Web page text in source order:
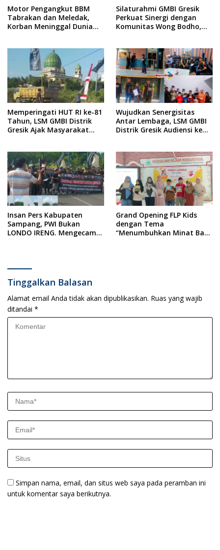
Motor Pengangkut BBM
Tabrakan dan Meledak,
Korban Meninggal Dunia
Silaturahmi GMBI Gresik
Perkuat Sinergi dengan
Komunitas Wong Bodho,
Menjelang Acara Sunatan
Massal dan Santunan Anak
Yatim
Memperingati HUT RI ke-81
Tahun, LSM GMBI Distrik
Gresik Ajak Masyarakat
Wujudkan Senergisitas
Antar Lembaga, LSM GMBI
Distrik Gresik Audiensi ke
Sosial Santunan Anak
Yatim Piatu
Insan Pers Kabupaten
Sampang, PWI Bukan
LONDO IRENG. Mengecam
Grand Opening FLP Kids
dengan Tema
“Menumbuhkan Minat Baca
Tinggalkan Balasan
Alamat email Anda tidak akan dipublikasikan. Ruas yang wajib
ditandai *
Simpan nama, email, dan situs web saya pada peramban ini
untuk komentar saya berikutnya.